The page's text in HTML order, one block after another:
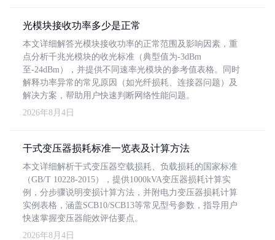
光模块接收功率多少是正常
本文详细解答光模块接收功率的正常范围及影响因素，重
点分析千兆光模块的收光标准（典型值为-3dBm
至-24dBm），并提供不同速率光模块的参考值表格。同时
解释功率异常的常见原因（如光纤损耗、连接器问题）及
解决方案，帮助用户快速判断网络性能问题。
2026年8月4日
干式变压器损耗标准一览表及计算方法
本文详细解析干式变压器空载损耗、负载损耗的国家标准
（GB/T 10228-2015），提供1000kVA变压器损耗计算实
例，分步骤说明变损计算方法，并附电力变压器损耗计算
实例表格，涵盖SCB10/SCB13等常见型号参数，指导用户
快速掌握变压器能效评估要点。
2026年8月4日